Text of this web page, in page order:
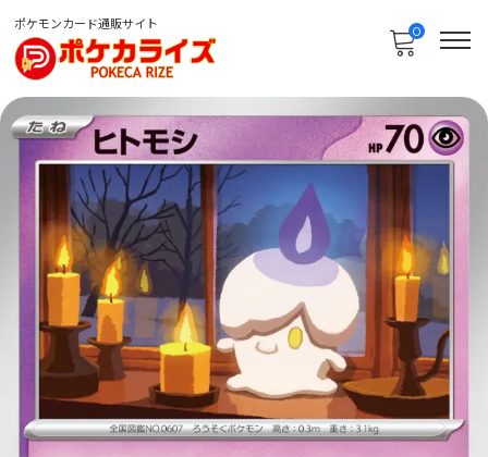
ポケモンカード通販サイト 0